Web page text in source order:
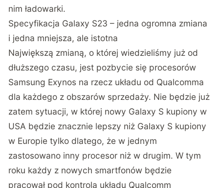
nim ładowarki.
Specyfikacja Galaxy S23 – jedna ogromna zmiana
i jedna mniejsza, ale istotna
Największą zmianą, o której wiedzieliśmy już od
dłuższego czasu, jest pozbycie się procesorów
Samsung Exynos na rzecz układu od Qualcomma
dla każdego z obszarów sprzedaży. Nie będzie już
zatem sytuacji, w której nowy Galaxy S kupiony w
USA będzie znacznie lepszy niż Galaxy S kupiony
w Europie tylko dlatego, że w jednym
zastosowano inny procesor niż w drugim. W tym
roku każdy z nowych smartfonów będzie
pracował pod kontrolą układu Qualcomm